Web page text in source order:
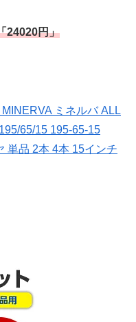
24020円」
ミネルバ ALL
65/15 195-65-15
単品 2本 4本 15インチ